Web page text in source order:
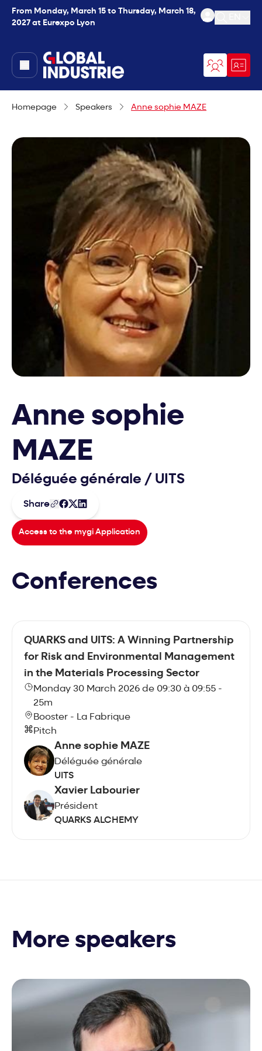
From Monday, March 15 to Thursday, March 18,
2027 at Eurexpo Lyon
Open
page.home
Homepage Speakers Anne sophie MAZE
Anne sophie
MAZE
Déléguée générale / UITS
Share
Access to the mygi Application
Conferences
QUARKS and UITS: A Winning Partnership
for Risk and Environmental Management
in the Materials Processing Sector
Monday 30 March 2026 de 09:30 à 09:55 -
25m
Booster - La Fabrique
Pitch
Anne sophie MAZE
Déléguée générale
UITS
Xavier Labourier
Président
QUARKS ALCHEMY
More speakers